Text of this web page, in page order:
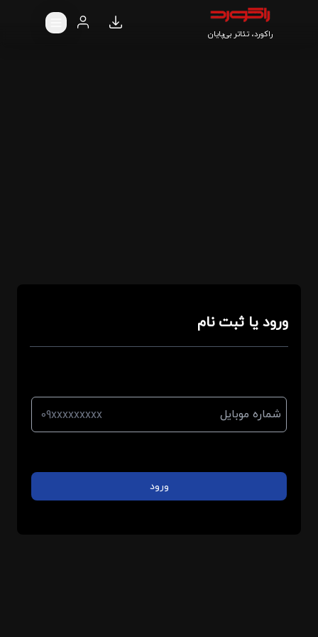
راکورد، تئاتر بی‌پایان
ورود یا ثبت نام
شماره موبایل
ورود